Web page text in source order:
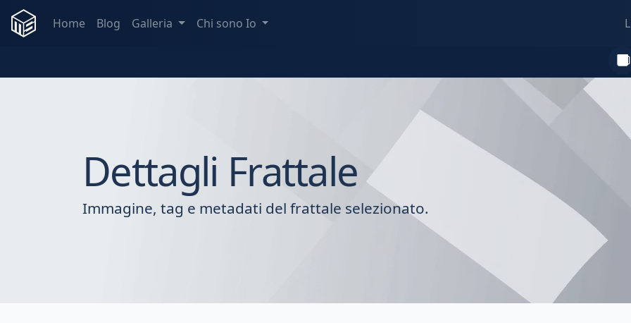
Home Blog Galleria Chi sono Io
Dettagli Frattale
Immagine, tag e metadati del frattale selezionato.